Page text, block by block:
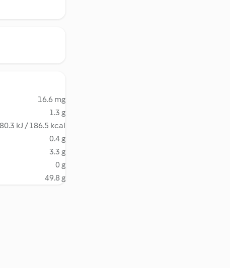
16.6 mg
1.3 g
kJ / 186.5 kcal
0.4 g
3.3 g
0 g
49.8 g